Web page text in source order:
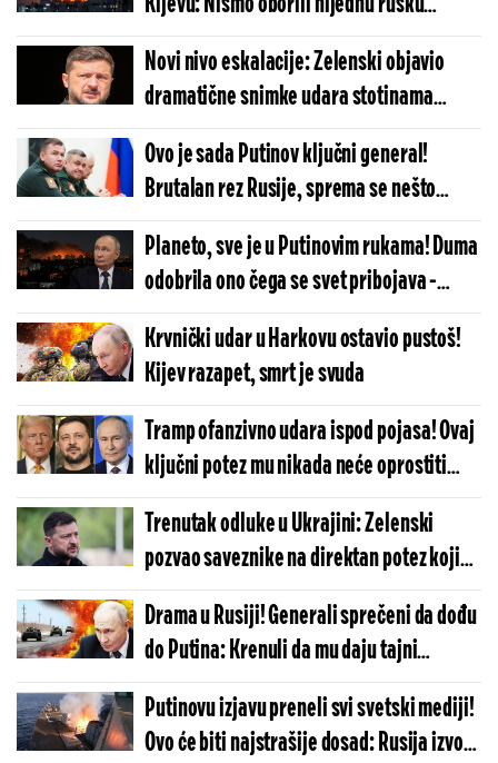
raketu, znate li zašto?!
Novi nivo eskalacije: Zelenski objavio
dramatične snimke udara stotinama
kilometara od granice (VIDEO)
Ovo je sada Putinov ključni general!
Brutalan rez Rusije, sprema se nešto
krupno u Ukrajini?
Planeto, sve je u Putinovim rukama! Duma
odobrila ono čega se svet pribojava -
otkucalo
Krvnički udar u Harkovu ostavio pustoš!
Kijev razapet, smrt je svuda
Tramp ofanzivno udara ispod pojasa! Ovaj
ključni potez mu nikada neće oprostiti
Putin
Trenutak odluke u Ukrajini: Zelenski
pozvao saveznike na direktan potez koji
menja tok rata!
Drama u Rusiji! Generali sprečeni da dođu
do Putina: Krenuli da mu daju tajni
izveštaj, a onda - šok
Putinovu izjavu preneli svi svetski mediji!
Ovo će biti najstrašije dosad: Rusija izvodi